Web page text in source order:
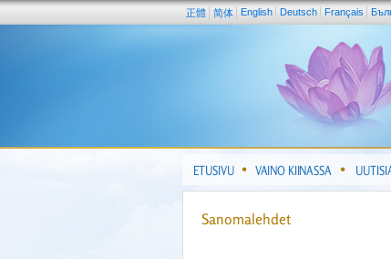
正體 简体 English Deutsch Français
ETUSIVU VAINO KIINASSA
Sanomalehdet